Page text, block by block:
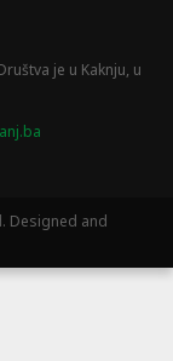
je u Kaknju, u
Designed and